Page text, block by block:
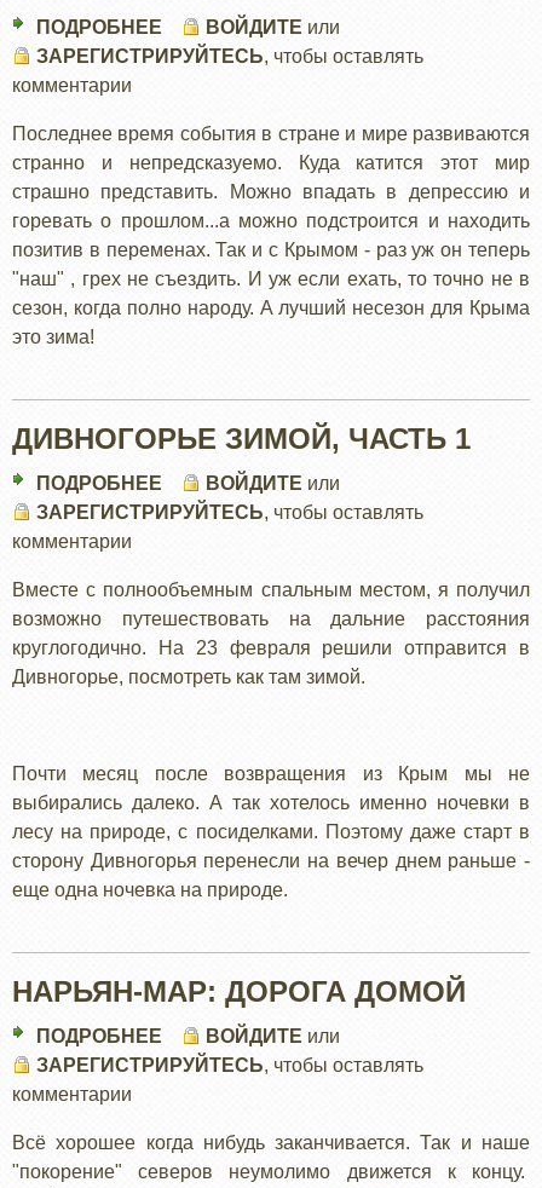
ПОДРОБНЕЕ
КРЫМ
ВОЙДИТЕ или
ЗАРЕГИСТРИРУЙТЕСЬ, чтобы оставлять
комментарии
Последнее время события в стране и мире развиваются
странно и непредсказуемо. Куда катится этот мир
страшно представить. Можно впадать в депрессию и
горевать о прошлом...а можно подстроится и находить
позитив в переменах. Так и с Крымом - раз уж он теперь
"наш" , грех не съездить. И уж если ехать, то точно не в
сезон, когда полно народу. А лучший несезон для Крыма
это зима!
ДИВНОГОРЬЕ ЗИМОЙ, ЧАСТЬ 1
ПОДРОБНЕЕ
ДИВНОГОРЬЕ
1
ВОЙДИТЕ или
ЗАРЕГИСТРИРУЙТЕСЬ, чтобы оставлять
комментарии
Вместе с полнообъемным спальным местом, я получил
возможно путешествовать на дальние расстояния
круглогодично. На 23 февраля решили отправится в
Дивногорье, посмотреть как там зимой.
Почти месяц после возвращения из Крым мы не
выбирались далеко. А так хотелось именно ночевки в
лесу на природе, с посиделками. Поэтому даже старт в
сторону Дивногорья перенесли на вечер днем раньше -
еще одна ночевка на природе.
НАРЬЯН-МАР: ДОРОГА ДОМОЙ
ПОДРОБНЕЕ
НАРЬЯН-
ДОМОЙ
ВОЙДИТЕ или
ЗАРЕГИСТРИРУЙТЕСЬ, чтобы оставлять
комментарии
Всё хорошее когда нибудь заканчивается. Так и наше
"покорение" северов неумолимо движется к концу.